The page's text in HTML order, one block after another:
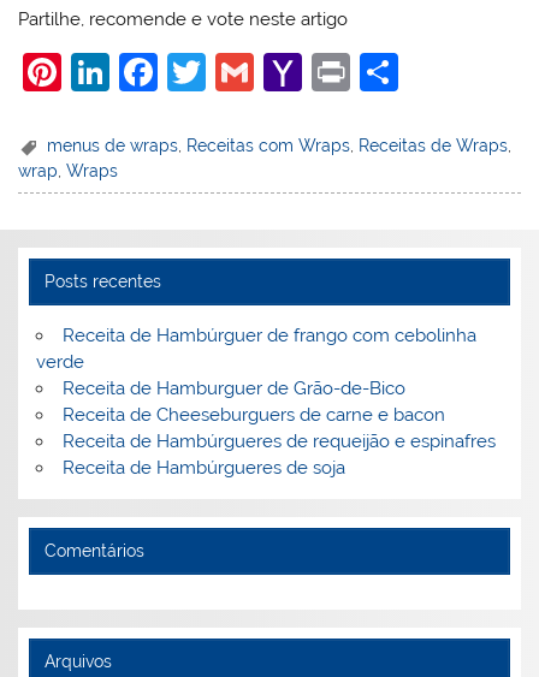
Partilhe, recomende e vote neste artigo
Pi
er
e
st
Li
k
e
n
F
c
e
o
o
k
T
itt
er
G
ai
l
Y
h
o
M
ai
l
Pr
t
ar
e
menus de wraps Receitas com Wraps Receitas de Wraps
wrap ,Wraps
Posts recentes
Receita de Hambúrguer de frango com cebolinha
verde
Receita de Hamburguer de Grão-de-Bico
Receita de Cheeseburguers de carne e bacon
Receita de Hambúrgueres de requeijão e espinafres
Receita de Hambúrgueres de soja
Comentários
Arquivos